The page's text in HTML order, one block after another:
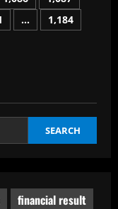
…
1,184
SEARCH
financial result